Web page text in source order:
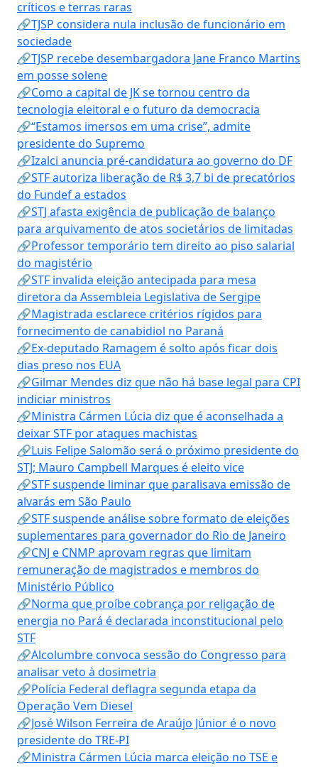
críticos e terras raras
🔗TJSP considera nula inclusão de funcionário em
sociedade
🔗TJSP recebe desembargadora Jane Franco Martins
em posse solene
🔗Como a capital de JK se tornou centro da
tecnologia eleitoral e o futuro da democracia
🔗“Estamos imersos em uma crise”, admite
presidente do Supremo
🔗Izalci anuncia pré-candidatura ao governo do DF
🔗STF autoriza liberação de R$ 3,7 bi de precatórios
do Fundef a estados
🔗STJ afasta exigência de publicação de balanço
para arquivamento de atos societários de limitadas
🔗Professor temporário tem direito ao piso salarial
do magistério
🔗STF invalida eleição antecipada para mesa
diretora da Assembleia Legislativa de Sergipe
🔗Magistrada esclarece critérios rígidos para
fornecimento de canabidiol no Paraná
🔗Ex-deputado Ramagem é solto após ficar dois
dias preso nos EUA
🔗Gilmar Mendes diz que não há base legal para CPI
indiciar ministros
🔗Ministra Cármen Lúcia diz que é aconselhada a
deixar STF por ataques machistas
🔗Luis Felipe Salomão será o próximo presidente do
STJ; Mauro Campbell Marques é eleito vice
🔗STF suspende liminar que paralisava emissão de
alvarás em São Paulo
🔗STF suspende análise sobre formato de eleições
suplementares para governador do Rio de Janeiro
🔗CNJ e CNMP aprovam regras que limitam
remuneração de magistrados e membros do
Ministério Público
🔗Norma que proíbe cobrança por religação de
energia no Pará é declarada inconstitucional pelo
STF
🔗Alcolumbre convoca sessão do Congresso para
analisar veto à dosimetria
🔗Polícia Federal deflagra segunda etapa da
Operação Vem Diesel
🔗José Wilson Ferreira de Araújo Júnior é o novo
presidente do TRE-PI
🔗Ministra Cármen Lúcia marca eleição no TSE e